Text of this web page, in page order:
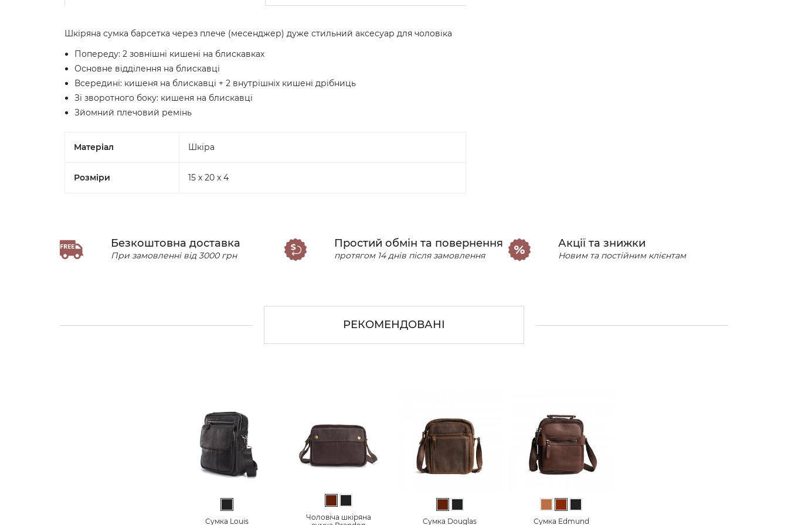
Шкіряна сумка барсетка через плече (месенджер) дуже стильний аксесуар для чоловіка
Попереду: 2 зовнішні кишені на блискавках
Основне відділення на блискавці
Всередині: кишеня на блискавці + 2 внутрішніх кишені дрібниць
Зі зворотного боку: кишеня на блискавці
Зйомний плечовий ремінь
Матеріал Шкіра
Розміри 15 x 20 x 4
Безкоштовна доставка
При замовленні від 3000 грн
Простий обмін та повернення
протягом 14 днів після замовлення
Акції та знижки
Новим та постійним клієнтам
РЕКОМЕНДОВАНІ
Сумка Louis
Чоловіча шкіряна
Сумка Douglas
Сумка Edmund